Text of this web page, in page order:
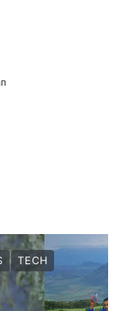
TECH